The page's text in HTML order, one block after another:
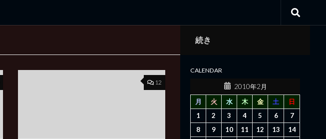
12
続き
CALENDAR
2010年2月
月
火 水 木 金 土
日
1
2 3 4 5 6
7
8
9 10 11 12 13
14